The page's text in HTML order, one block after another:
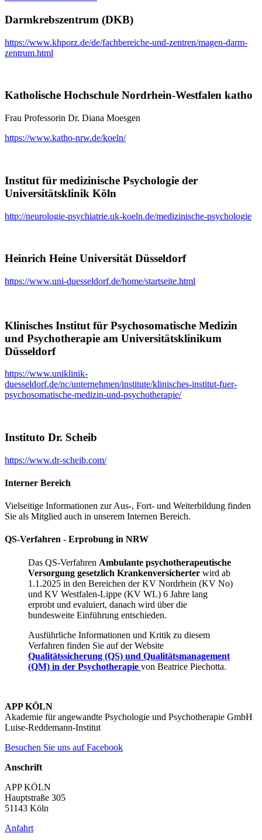
Darmkrebszentrum (DKB)
https://www.khporz.de/de/fachbereiche-und-zentren/magen-darm-
zentrum.html
Katholische Hochschule Nordrhein-Westfalen katho
Frau Professorin Dr. Diana Moesgen
https://www.katho-nrw.de/koeln/
Institut für medizinische Psychologie der
Universitätsklinik Köln
http://neurologie-psychiatrie.uk-koeln.de/medizinische-psychologie
Heinrich Heine Universität Düsseldorf
https://www.uni-duesseldorf.de/home/startseite.html
Klinisches Institut für Psychosomatische Medizin
und Psychotherapie am Universitätsklinikum
Düsseldorf
https://www.uniklinik-
duesseldorf.de/nc/unternehmen/institute/klinisches-institut-fuer-
psychosomatische-medizin-und-psychotherapie/
Instituto Dr. Scheib
https://www.dr-scheib.com/
Interner Bereich
Vielseitige Informationen zur Aus-, Fort- und Weiterbildung finden
Sie als Mitglied auch in unserem Internen Bereich.
QS-Verfahren - Erprobung in NRW
Das QS-Verfahren Ambulante psychotherapeutische
Versorgung gesetzlich Krankenversicherter wird ab
1.1.2025 in den Bereichen der KV Nordrhein (KV No)
und KV Westfalen-Lippe (KV WL) 6 Jahre lang
erprobt und evaluiert, danach wird über die
bundesweite Einführung entschieden.
Ausführliche Informationen und Kritik zu diesem
Verfahren finden Sie auf der Website
Qualitätssicherung (QS) und Qualitätsmanagement
(QM) in der Psychotherapie von Beatrice Piechotta.
APP KÖLN
Akademie für angewandte Psychologie und Psychotherapie GmbH
Luise-Reddemann-Institut
Besuchen Sie uns auf Facebook
Anschrift
APP KÖLN
Hauptstraße 305
51143 Köln
Anfahrt